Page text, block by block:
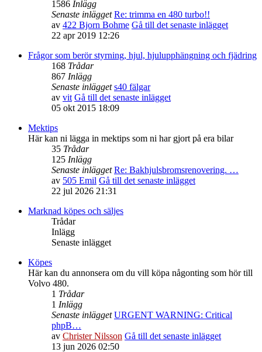
1586 Inlägg
Senaste inlägget Re: trimma en 480 turbo!!
av 422 Bjorn Bohme Gå till det senaste inlägget
22 apr 2019 12:26
Frågor som berör styrning, hjul, hjulupphängning och fjädring
168 Trådar
867 Inlägg
Senaste inlägget s40 fälgar
av vit Gå till det senaste inlägget
05 okt 2015 18:09
Mektips
Här kan ni lägga in mektips som ni har gjort på era bilar
35 Trådar
125 Inlägg
Senaste inlägget Re: Bakhjulsbromsrenovering. …
av 505 Emil Gå till det senaste inlägget
22 jul 2026 21:31
Marknad köpes och säljes
Trådar
Inlägg
Senaste inlägget
Köpes
Här kan du annonsera om du vill köpa någonting som hör till
Volvo 480.
1 Trådar
1 Inlägg
Senaste inlägget URGENT WARNING: Critical
phpB…
av Christer Nilsson Gå till det senaste inlägget
13 jun 2026 02:50